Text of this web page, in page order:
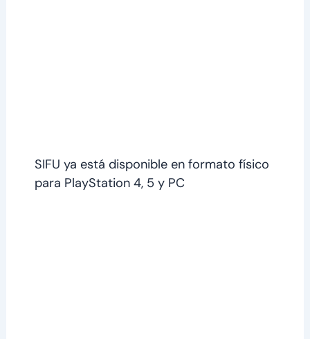
SIFU ya está disponible en formato físico
para PlayStation 4, 5 y PC